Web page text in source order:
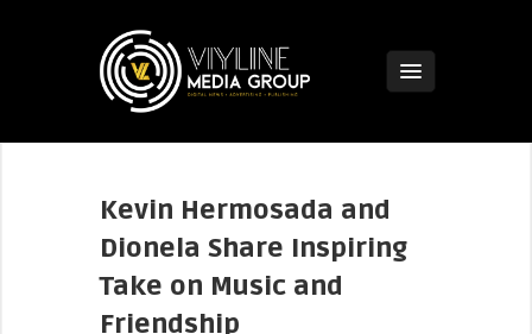
Kevin Hermosada and
Dionela Share Inspiring
Take on Music and
Friendship